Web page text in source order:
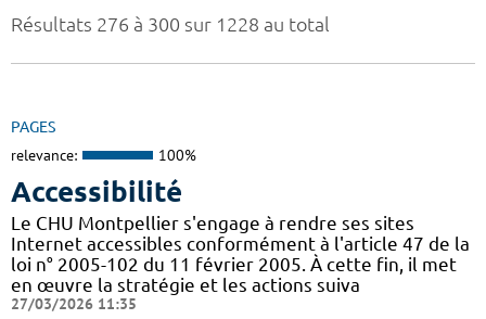
Résultats 276 à 300 sur 1228 au total
PAGES
relevance: 100%
Accessibilité
Le CHU Montpellier s'engage à rendre ses sites
Internet accessibles conformément à l'article 47 de la
loi n° 2005-102 du 11 février 2005. À cette fin, il met
en œuvre la stratégie et les actions suiva
27/03/2026 11:35